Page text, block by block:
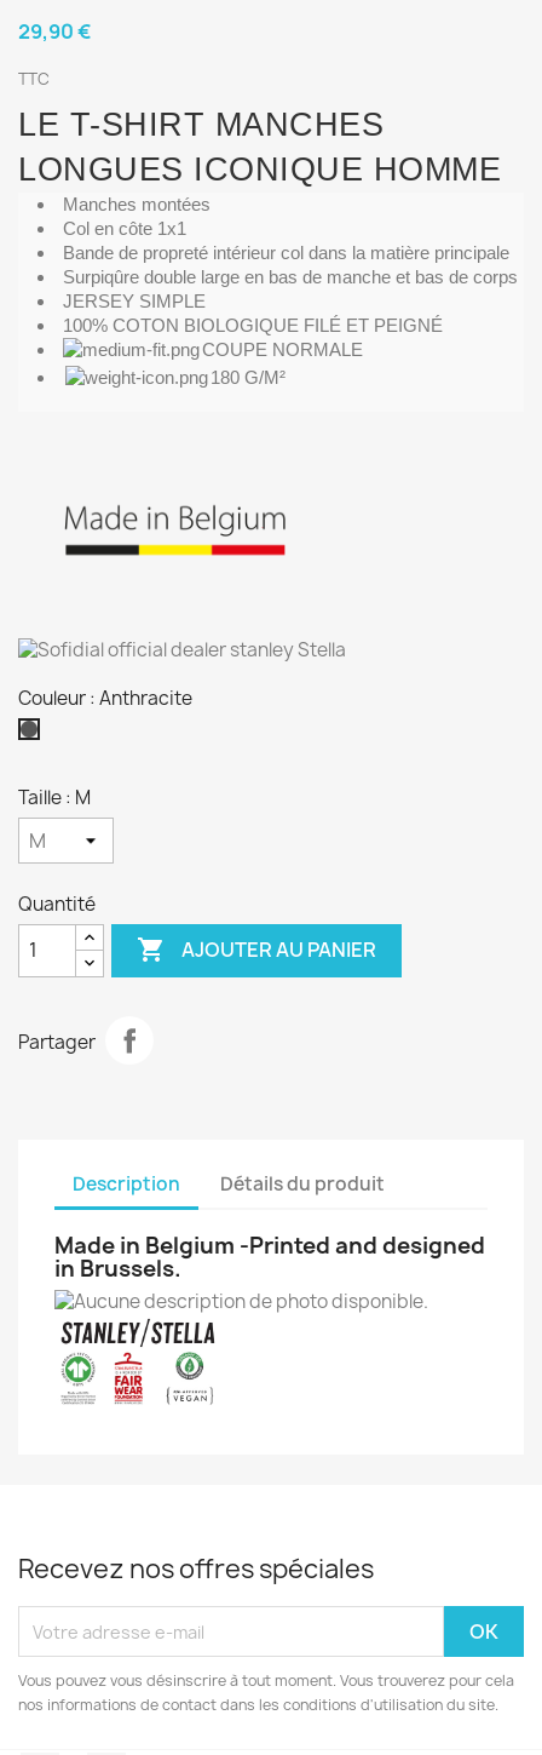
29,90 €
TTC
LE T-SHIRT MANCHES
LONGUES ICONIQUE HOMME
Manches montées
Col en côte 1x1
Bande de propreté intérieur col dans la matière principale
Surpiqûre double large en bas de manche et bas de corps
JERSEY SIMPLE
100% COTON BIOLOGIQUE FILÉ ET PEIGNÉ
COUPE NORMALE
180 G/M²
Couleur : Anthracite
Anthracite
Taille : M
Quantité
 AJOUTER AU PANIER
Partager
Description Détails du produit
Made in Belgium -Printed and designed
in Brussels.
Recevez nos offres spéciales
Vous pouvez vous désinscrire à tout moment. Vous trouverez pour cela
nos informations de contact dans les conditions d'utilisation du site.